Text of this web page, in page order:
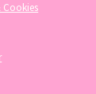
Cookies